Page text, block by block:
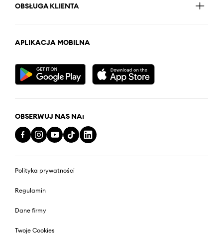
OBSŁUGA KLIENTA
APLIKACJA MOBILNA
OBSERWUJ NAS NA:
Polityka prywatności
Regulamin
Dane firmy
Twoje Cookies